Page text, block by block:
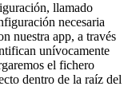
llamado
necesaria
nuestra app, a través
unívocamente
el fichero
dentro de la raíz del